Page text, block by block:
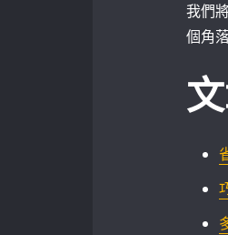
我們
個角